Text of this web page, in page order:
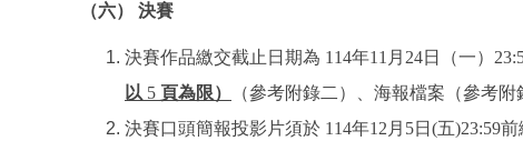
（六） 決賽
決賽作品繳交截止日期為 114年11月24日 （一）
以 5 頁為限） （參考附錄二）、海報檔案（參考附
決賽口頭簡報投影片須於 114年12月5日 (五)23:59前